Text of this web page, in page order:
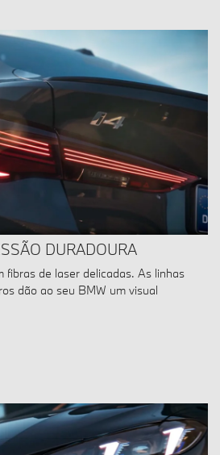
DURADOURA
fibras de laser delicadas. As linhas
dão ao seu BMW um visual